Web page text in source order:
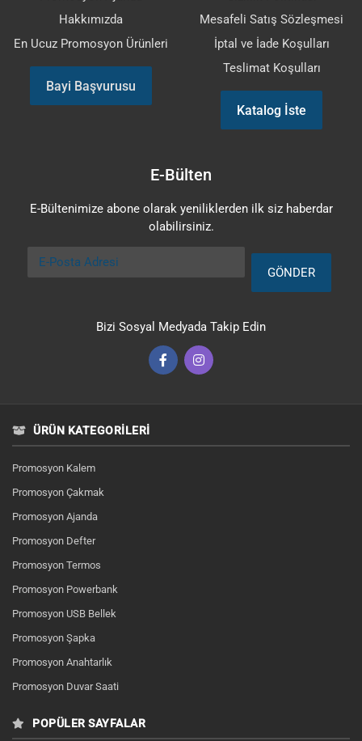
Hakkımızda
En Ucuz Promosyon Ürünleri
Bayi Başvurusu
Mesafeli Satış Sözleşmesi
İptal ve İade Koşulları
Teslimat Koşulları
Katalog İste
E-Bülten
E-Bültenimize abone olarak yeniliklerden ilk siz haberdar
olabilirsiniz.
E-Posta Adresi
GÖNDER
Bizi Sosyal Medyada Takip Edin
ÜRÜN KATEGORILERI
Promosyon Kalem
Promosyon Çakmak
Promosyon Ajanda
Promosyon Defter
Promosyon Termos
Promosyon Powerbank
Promosyon USB Bellek
Promosyon Şapka
Promosyon Anahtarlık
Promosyon Duvar Saati
POPÜLER SAYFALAR